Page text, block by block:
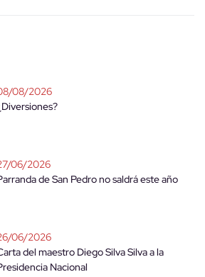
08/2026
06/2026
de San Pedro no saldrá este año
06/2026
del maestro Diego Silva Silva a la
Nacional